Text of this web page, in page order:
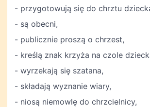
- przygotowują się do chrztu
- są obecni,
- publicznie proszą o chrzest,
- kreślą znak krzyża na czole
- wyrzekają się szatana,
- składają wyznanie wiary,
- niosą niemowlę do chrzcielnicy,